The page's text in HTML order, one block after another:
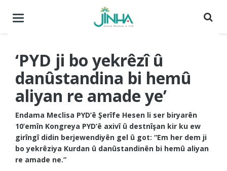
Menuyê
‘PYD ji bo yekrêzî û
danûstandina bi hemû
aliyan re amade ye’
Endama Meclisa PYD’ê Şerîfe Hesen li ser biryarên
10’emîn Kongreya PYD’ê axivî û destnîşan kir ku ew
girîngî didin berjewendiyên gel û got: “Em her dem ji
bo yekrêziya Kurdan û danûstandinên bi hemû aliyan
re amade ne.”